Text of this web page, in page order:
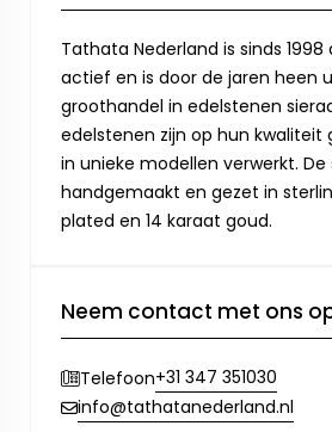
Tathata Nederland is sinds
actief en is door de jaren heen
groothandel in edelstenen
edelstenen zijn op hun kwaliteit
in unieke modellen verwerkt. De
handgemaakt en gezet in
plated en 14 karaat goud.
Neem contact met ons
Telefoon+31 347 351030
info@tathatanederland.nl